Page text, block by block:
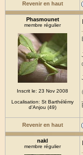
Revenir en haut
Phasmounet
membre régulier
Inscrit le: 23 Nov 2008
Localisation: St Barthélémy
d'Anjou (49)
Revenir en haut
nakl
membre régulier